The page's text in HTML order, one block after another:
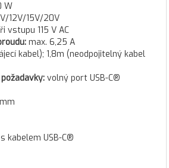
W
12V/15V/20V
vstupu 115 V AC
max. 6,25 A
kabel); 1,8m (neodpojitelný kabel
volný port USB-C®
kabelem USB-C®